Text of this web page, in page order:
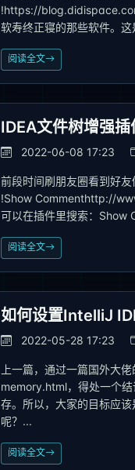
!https://
软寿终正寝的那些软件。
阅读全文
IDEA文件树增强
2022-06-08 17:23
前段时间刷朋友圈看到好
!Show Commenthttp://
可以在插件里搜索：Show
阅读全文
如何设置IntelliJ
2022-05-28 17:23
上一篇，通过一篇国外
memory.html，得处一个
存。所以，大家的目标应
呢？...
阅读全文